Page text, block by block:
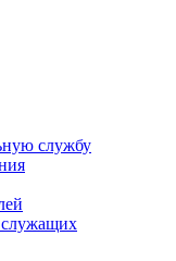
службу